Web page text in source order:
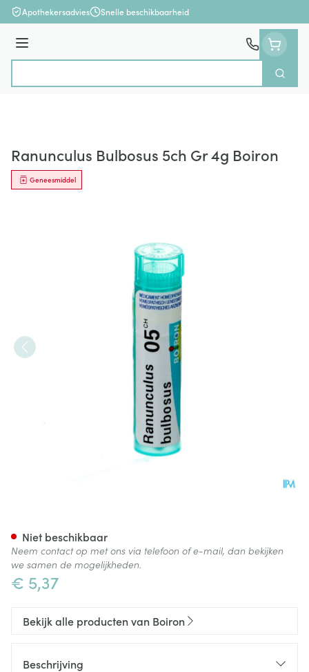
Ga naar de inhoud
Apothekersadvies Snelle beschikbaarheid
Menu
Zoek
Ranunculus Bulbosus 5ch Gr 4g Boiron
Geneesmiddel
€ 5,37
Niet beschikbaar
Neem contact op met ons via telefoon of e-mail, dan bekijken
we samen de mogelijkheden.
Bekijk alle producten van Boiron
Beschrijving